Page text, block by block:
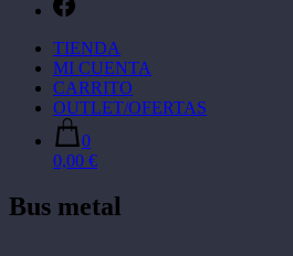
TIENDA
MI CUENTA
CARRITO
OUTLET/OFERTAS
0
0,00 €
Bus metal